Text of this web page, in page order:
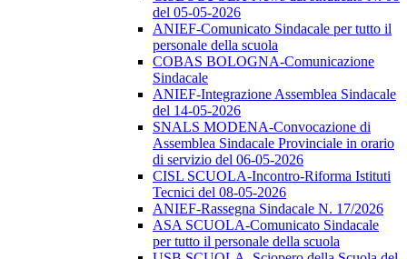
del 05-05-2026
ANIEF-Comunicato Sindacale per tutto il
personale della scuola
COBAS BOLOGNA-Comunicazione
Sindacale
ANIEF-Integrazione Assemblea Sindacale
del 14-05-2026
SNALS MODENA-Convocazione di
Assemblea Sindacale Provinciale in orario
di servizio del 06-05-2026
CISL SCUOLA-Incontro-Riforma Istituti
Tecnici del 08-05-2026
ANIEF-Rassegna Sindacale N. 17/2026
ASA SCUOLA-Comunicato Sindacale
per tutto il personale della scuola